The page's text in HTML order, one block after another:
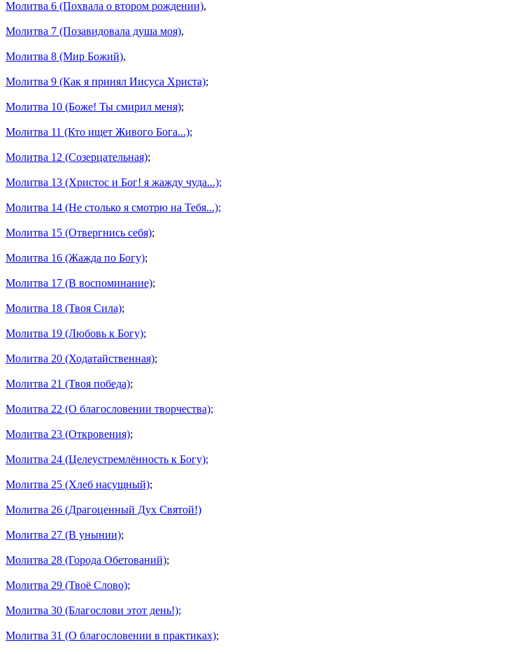
Молитва 6 (Похвала о втором рождении),
Молитва 7 (Позавидовала душа моя),
Молитва 8 (Мир Божий),
Молитва 9 (Как я принял Иисуса Христа);
Молитва 10 (Боже! Ты смирил меня);
Молитва 11 (Кто ищет Живого Бога...);
Молитва 12 (Созерцательная);
Молитва 13 (Христос и Бог! я жажду чуда...);
Молитва 14 (Не столько я смотрю на Тебя...);
Молитва 15 (Отвергнись себя);
Молитва 16 (Жажда по Богу);
Молитва 17 (В воспоминание);
Молитва 18 (Твоя Сила);
Молитва 19 (Любовь к Богу);
Молитва 20 (Ходатайственная);
Молитва 21 (Твоя победа);
Молитва 22 (О благословении творчества);
Молитва 23 (Откровения);
Молитва 24 (Целеустремлённость к Богу);
Молитва 25 (Хлеб насущный);
Молитва 26 (Драгоценный Дух Святой!)
Молитва 27 (В унынии);
Молитва 28 (Города Обетований);
Молитва 29 (Твоё Слово);
Молитва 30 (Благослови этот день!);
Молитва 31 (О благословении в практиках);